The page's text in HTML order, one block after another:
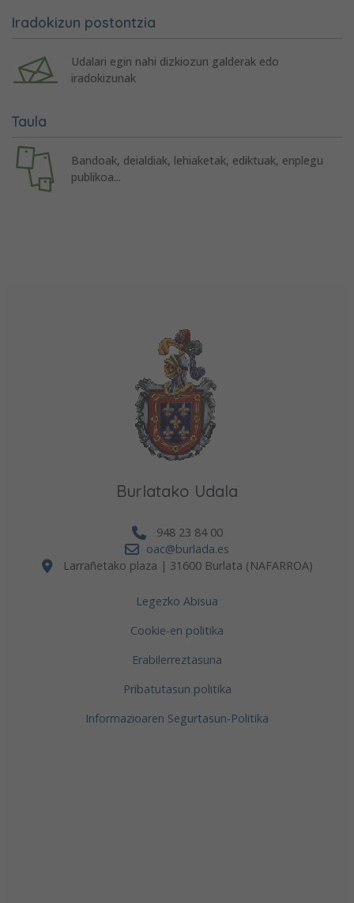
Iradokizun postontzia
Udalari egin nahi dizkiozun galderak edo
iradokizunak
Taula
Bandoak, deialdiak, lehiaketak, ediktuak, enplegu
publikoa...
Burlatako Udala
948 23 84 00
oac@burlada.es
Larrañetako plaza | 31600 Burlata (NAFARROA)
Legezko Abisua
Cookie-en politika
Erabilerreztasuna
Pribatutasun politika
Informazioaren Segurtasun-Politika